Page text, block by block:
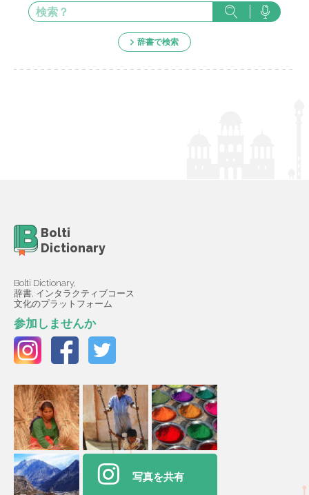
辞書で検索
Bolti
Dictionary
Bolti Dictionary,
辞書, インタラクティブコース
文化のプラットフォーム
参加しませんか
写真を共有